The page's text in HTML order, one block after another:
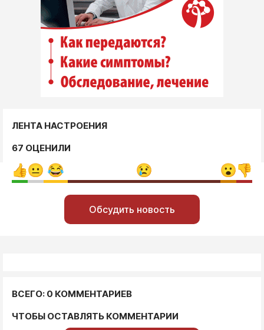
ЛЕНТА НАСТРОЕНИЯ
67 ОЦЕНИЛИ
Обсудить новость
ВСЕГО: 0 КОММЕНТАРИЕВ
ЧТОБЫ ОСТАВЛЯТЬ КОММЕНТАРИИ